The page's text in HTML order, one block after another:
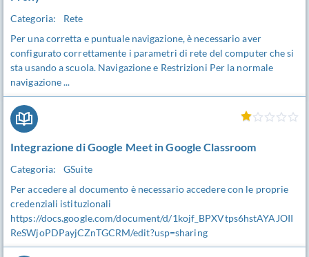
Categoria:
Rete
Per una corretta e puntuale navigazione, è necessario aver
configurato correttamente i parametri di rete del computer che si
sta usando a scuola. Navigazione e Restrizioni Per la normale
navigazione ...
Integrazione di Google Meet in Google Classroom
Categoria:
GSuite
Per accedere al documento è necessario accedere con le proprie
credenziali istituzionali
https://docs.google.com/document/d/1kojf_BPXVtps6hstAYAJOII
ReSWjoPDPayjCZnTGCRM/edit?usp=sharing